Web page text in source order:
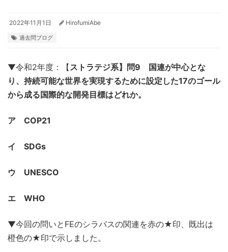
2022年11月1日 HirofumiAbe
過去問ブログ
▼令和2年度：【ストラテジ系】問9 国連が中心とな
り、持続可能な世界を実現するために設定した17のゴール
から成る国際的な開発目標はどれか。
ア COP21
イ SDGs
ウ UNESCO
エ WHO
▼今回の問いとFEのシラバスの関連を赤の★印、既出は
橙色の★印で示しました。